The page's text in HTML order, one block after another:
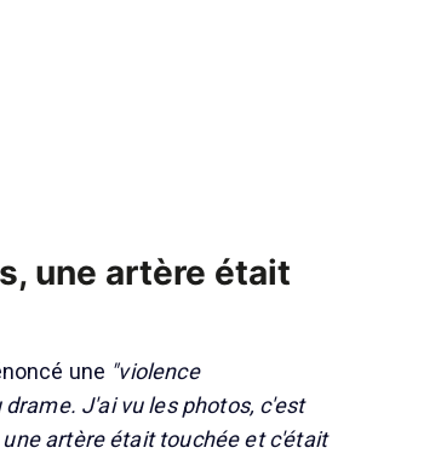
une artère était
une "violence
drame. J'ai vu les photos, c'est
artère était touchée et c'était